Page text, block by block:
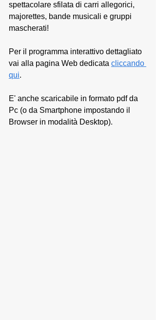
spettacolare sfilata di carri allegorici,
majorettes, bande musicali e gruppi
mascherati!
Per il programma interattivo dettagliato
vai alla pagina Web dedicata cliccando
qui.
E' anche scaricabile in formato pdf da
Pc (o da Smartphone impostando il
Browser in modalità Desktop).